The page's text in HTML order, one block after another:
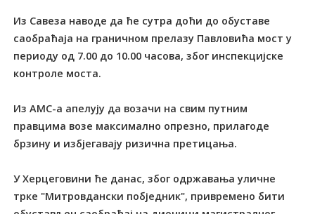
Из Савеза наводе да ће сутра доћи до обуставе
саобраћаја на граничном прелазу Павловића мост у
периоду од 7.00 до 10.00 часова, због инспекцијске
контроле моста.
Из АМС-а апелују да возачи на свим путним
правцима возе максимално опрезно, прилагоде
брзину и избјегавају ризична претицања.
У Херцеговини ће данас, због одржавања уличне
трке "Митровдански побједник", привремено бити